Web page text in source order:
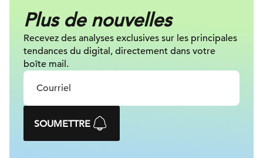
Plus de nouvelles
Recevez des analyses exclusives sur les principales
tendances du digital, directement dans votre
boîte mail.
SOUMETTRE